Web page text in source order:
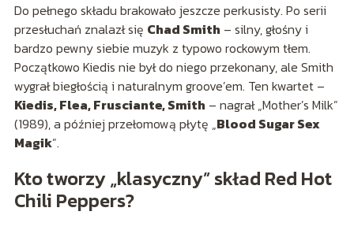
Do pełnego składu brakowało jeszcze perkusisty. Po serii
przesłuchań znalazł się Chad Smith – silny, głośny i
bardzo pewny siebie muzyk z typowo rockowym tłem.
Początkowo Kiedis nie był do niego przekonany, ale Smith
wygrał biegłością i naturalnym groove’em. Ten kwartet –
Kiedis, Flea, Frusciante, Smith – nagrał „Mother’s Milk”
(1989), a później przełomową płytę „Blood Sugar Sex
Magik”.
Kto tworzy „klasyczny” skład Red Hot
Chili Peppers?